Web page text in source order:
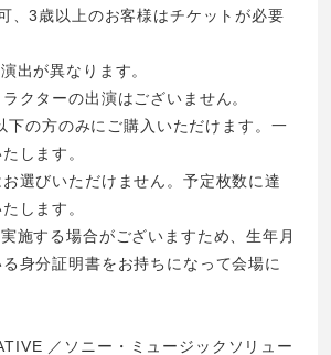
、3歳以上のお客様はチケットが必要
出が異なります。
クターの出演はございません。
の方のみにご購入いただけます。一
します。
選びいただけません。予定枚数に達
します。
施する場合がございますため、生年月
身分証明書をお持ちになって会場に
／ソニー・ミュージックソリュー